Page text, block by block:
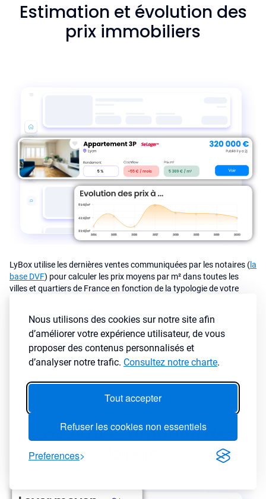
Nous utilisons des cookies sur notre site afin
d’améliorer votre expérience utilisateur, de vous
proposer des contenus personnalisés et
d’analyser notre trafic. Consultez notre charte.
Tout accepter
Refuser les cookies non essentiels
Preferences
Estimation et évolution des
prix immobiliers
LyBox utilise les dernières ventes communiquées par les notaires (la
base DVF) pour calculer les prix moyens par m² dans toutes les
villes et quartiers de France en fonction de la typologie de votre
Pour investir dans une ville ou dans un secteur en particulier, il est
important de connaître le marché immobilier de la ville. Grâce à
LyBox, vous pouvez analyser rapidement les prix au m² de la ville et
leur évolution dans le temps. Dans les grandes villes et metropoles,
Calcul et estimation des